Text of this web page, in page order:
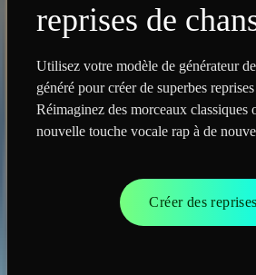
reprises de
Utilisez votre modèle de générateur
généré pour créer de superbes
Réimaginez des morceaux classiques
nouvelle touche vocale rap à de
Créer des reprises